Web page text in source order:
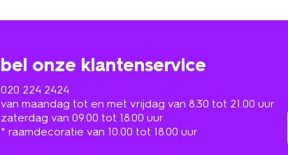
bel onze klantenservice
020 224 2424
van maandag tot en met vrijdag van 8.30 tot 21.00 uur
zaterdag van 09.00 tot 18.00 uur
* raamdecoratie van 10.00 tot 18.00 uur